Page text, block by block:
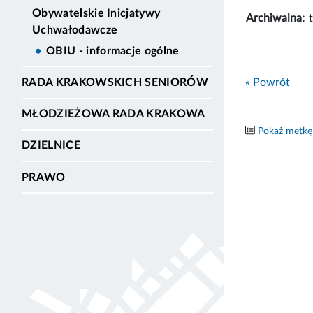
Obywatelskie Inicjatywy
Uchwałodawcze
OBIU - informacje ogólne
RADA KRAKOWSKICH SENIORÓW
MŁODZIEŻOWA RADA KRAKOWA
DZIELNICE
PRAWO
Archiwalna:
« Powrót
Pokaż metkę